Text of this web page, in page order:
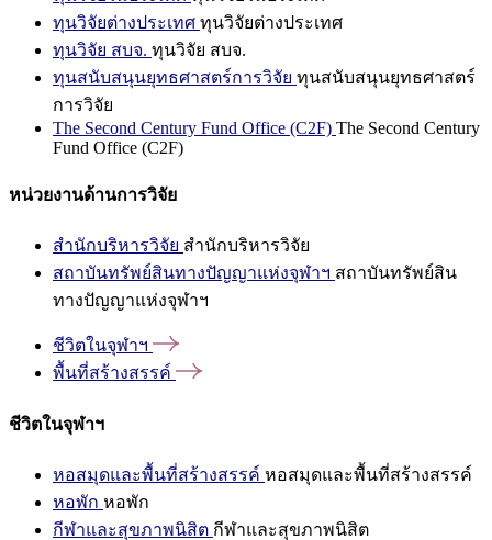
ทุนวิจัยต่างประเทศ ทุนวิจัยต่างประเทศ
ทุนวิจัย สบจ. ทุนวิจัย สบจ.
ทุนสนับสนุนยุทธศาสตร์การวิจัย ทุนสนับสนุนยุทธศาสตร์
การวิจัย
The Second Century Fund Office (C2F) The Second Century
Fund Office (C2F)
หน่วยงานด้านการวิจัย
สำนักบริหารวิจัย สำนักบริหารวิจัย
สถาบันทรัพย์สินทางปัญญาแห่งจุฬาฯ สถาบันทรัพย์สิน
ทางปัญญาแห่งจุฬาฯ
ชีวิตในจุฬาฯ
พื้นที่สร้างสรรค์
ชีวิตในจุฬาฯ
หอสมุดและพื้นที่สร้างสรรค์ หอสมุดและพื้นที่สร้างสรรค์
หอพัก หอพัก
กีฬาและสุขภาพนิสิต กีฬาและสุขภาพนิสิต